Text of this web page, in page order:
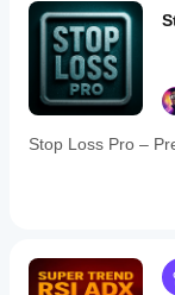
할
수
있습
니
다.
Stop Loss Pro –